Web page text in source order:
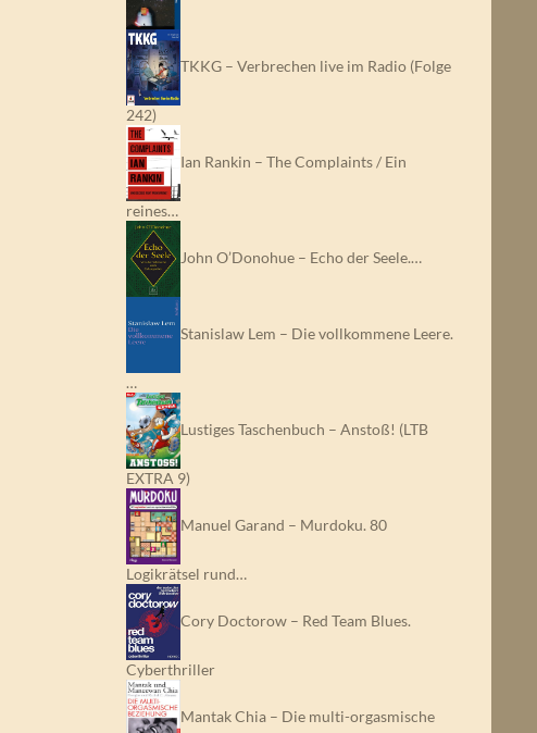
TKKG – Verbrechen live im Radio (Folge
242)
Ian Rankin – The Complaints / Ein
reines…
John O’Donohue – Echo der Seele.…
Stanislaw Lem – Die vollkommene Leere.
…
Lustiges Taschenbuch – Anstoß! (LTB
EXTRA 9)
Manuel Garand – Murdoku. 80
Logikrätsel rund…
Cory Doctorow – Red Team Blues.
Cyberthriller
Mantak Chia – Die multi-orgasmische